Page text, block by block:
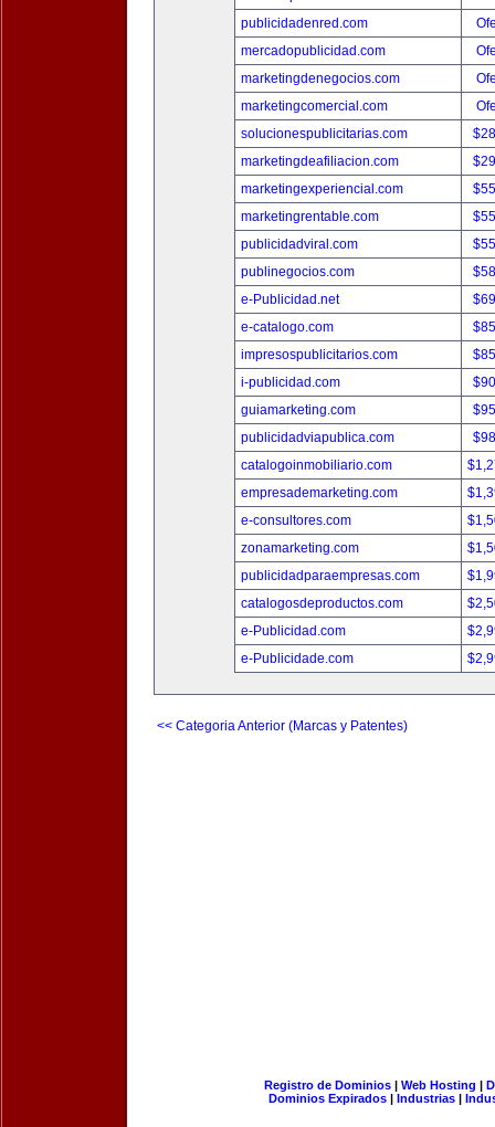
publicidadenred.com
mercadopublicidad.com
marketingdenegocios.com
marketingcomercial.com
solucionespublicitarias.com
marketingdeafiliacion.com
marketingexperiencial.com
marketingrentable.com
publicidadviral.com
publinegocios.com
e-Publicidad.net
e-catalogo.com
impresospublicitarios.com
i-publicidad.com
guiamarketing.com
publicidadviapublica.com
catalogoinmobiliario.com
empresademarketing.com
e-consultores.com
zonamarketing.com
publicidadparaempresas.com
catalogosdeproductos.com
e-Publicidad.com
e-Publicidade.com
<< Categoria Anterior (Marcas y Patentes)
Registro de Dominios| Web Hosting |
Dominios Expirados | Industrias |